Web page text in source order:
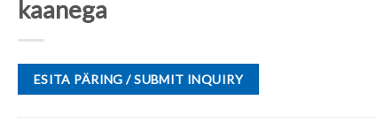
kaanega
ESITA PÄRING / SUBMIT INQUIRY